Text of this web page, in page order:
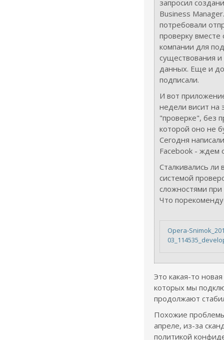
запросил
Business
потребовали
проверку
компании для
существования и
данных. Еще и
подписали.
И вот
недели висит на
"проверке", без
которой оно не
Сегодня
Facebook - ждем
Сталкивались ли
системой
сложностями при
Что
Opera-
Это какая-то
которых мы
продолжают
Похожие
апреле, из-за
политикой